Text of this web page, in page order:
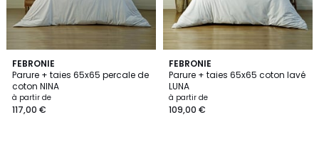
FEBRONIE
Parure + taies 65x65 percale de
coton NINA
à partir de
117,00 €
4
Couleurs
FEBRONIE
Parure + taies 65x65 coton lavé
LUNA
à partir de
109,00 €
3
Couleurs